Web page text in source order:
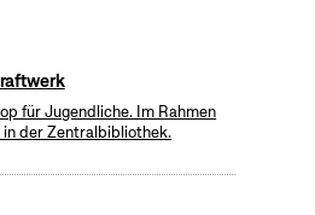
für Jugendliche. Im Rahmen
der Zentralbibliothek.